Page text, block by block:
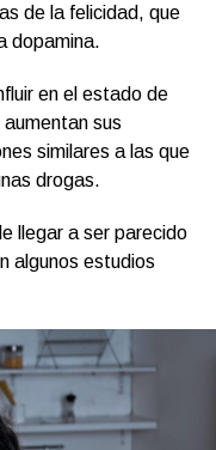
de la felicidad, que
dopamina.
en el estado de
sus
similares a las que
drogas.
llegar a ser parecido
algunos estudios